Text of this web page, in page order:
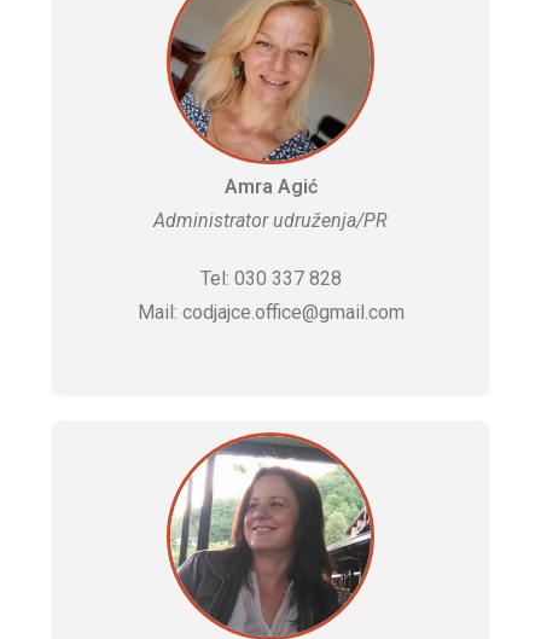
Amra Agić
Administrator udruženja/PR
Tel: 030 337 828
Mail: codjajce.office@gmail.com